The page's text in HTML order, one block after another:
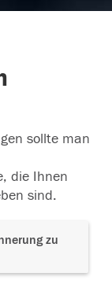
sollte man
die Ihnen
sind.
zu